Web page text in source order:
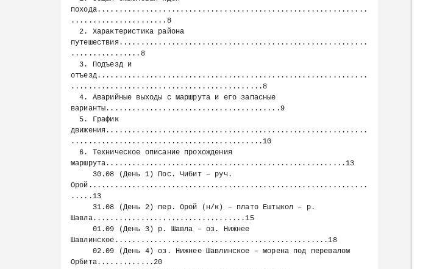
похода..............................................................
......................8
  2. Характеристика района
путешествия.........................................................
................8
отъезд..............................................................
............................................8
  4. Аварийные выходы с маршрута и его запасные
варианты........................................9
движения............................................................
............................................10
маршрута.......................................................13
Орой................................................................
.....13
Шавла...................................15
Шавлинское.................................................18
Орбита.............20